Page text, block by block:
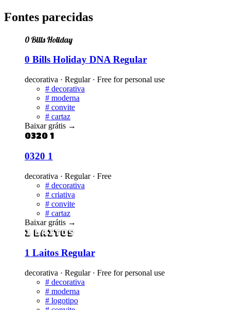
Fontes parecidas
0 Bills Holiday
0 Bills Holiday DNA Regular
decorativa · Regular · Free for personal use
# decorativa
# moderna
# convite
# cartaz
Baixar grátis →
0320 1
0320 1
decorativa · Regular · Free
# decorativa
# criativa
# convite
# cartaz
Baixar grátis →
1 Laitos
1 Laitos Regular
decorativa · Regular · Free for personal use
# decorativa
# moderna
# logotipo